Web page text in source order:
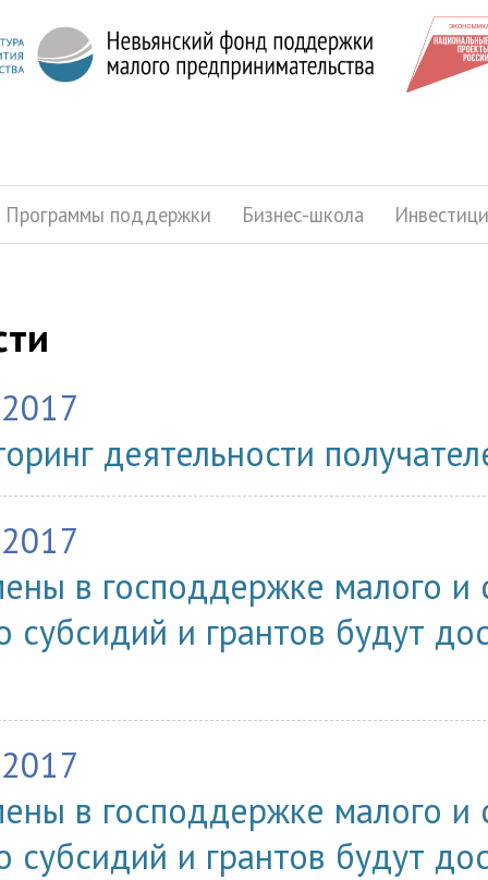
Программы поддержки Бизнес-школа
деятельности
в господдержке малого и
субсидий и грантов будут
в господдержке малого и
субсидий и грантов будут